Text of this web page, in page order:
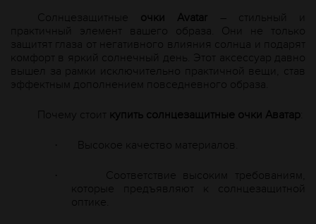
Солнцезащитные очки Avatar – стильный и
практичный элемент вашего образа. Они не только
защитят глаза от негативного влияния солнца и подарят
комфорт в яркий солнечный день. Этот аксессуар давно
вышел за рамки исключительно практичной вещи, став
эффектным дополнением повседневного образа.
Почему стоит купить солнцезащитные очки Аватар:
· Высокое качество материалов.
·
Соответствие высоким требованиям,
которые предъявляют к солнцезащитной
оптике.